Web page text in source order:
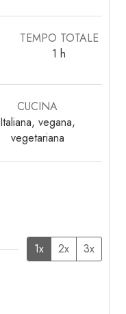
TEMPO TOTALE
1 ora
h
CUCINA
Italiana, vegana,
vegetariana
1x 2x
3x